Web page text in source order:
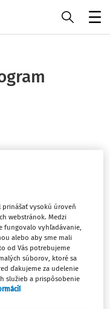
s členskými štátmi
Digitálnej Európy
naplánované výzvy
tri roky.
310 mil. eur
2025. Druhá
2025.
prinášať vysokú úroveň
webstránok. Medzi
fungovalo vyhľadávanie,
alebo aby sme mali
od Vás potrebujeme
súborov, ktoré sa
ďakujeme za udelenie
služieb a prispôsobenie